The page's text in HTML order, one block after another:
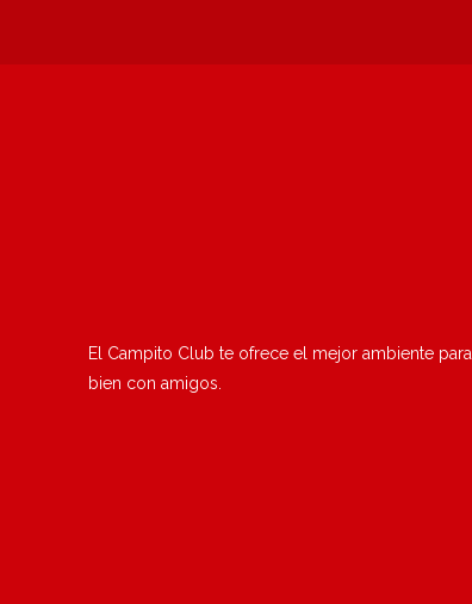
El Campito Club te ofrece el mejor ambiente
bien con amigos.